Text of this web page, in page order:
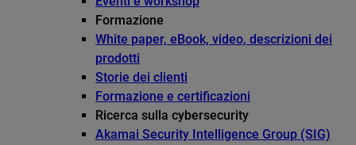
Formazione
White paper, eBook, video, descrizioni dei
prodotti
Storie dei clienti
Formazione e certificazioni
Ricerca sulla cybersecurity
Akamai Security Intelligence Group (SIG)